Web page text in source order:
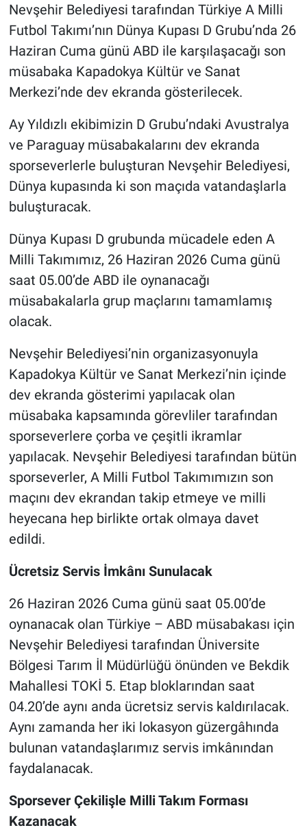
Nevşehir Belediyesi tarafından Türkiye A Milli
Futbol Takımı’nın Dünya Kupası D Grubu’nda 26
Haziran Cuma günü ABD ile karşılaşacağı son
müsabaka Kapadokya Kültür ve Sanat
Merkezi’nde dev ekranda gösterilecek.
Ay Yıldızlı ekibimizin D Grubu’ndaki Avustralya
ve Paraguay müsabakalarını dev ekranda
sporseverlerle buluşturan Nevşehir Belediyesi,
Dünya kupasında ki son maçıda vatandaşlarla
buluşturacak.
Dünya Kupası D grubunda mücadele eden A
Milli Takımımız, 26 Haziran 2026 Cuma günü
saat 05.00’de ABD ile oynanacağı
müsabakalarla grup maçlarını tamamlamış
olacak.
Nevşehir Belediyesi’nin organizasyonuyla
Kapadokya Kültür ve Sanat Merkezi’nin içinde
dev ekranda gösterimi yapılacak olan
müsabaka kapsamında görevliler tarafından
sporseverlere çorba ve çeşitli ikramlar
yapılacak. Nevşehir Belediyesi tarafından bütün
sporseverler, A Milli Futbol Takımımızın son
maçını dev ekrandan takip etmeye ve milli
heyecana hep birlikte ortak olmaya davet
edildi.
Ücretsiz Servis İmkânı Sunulacak
26 Haziran 2026 Cuma günü saat 05.00’de
oynanacak olan Türkiye – ABD müsabakası için
Nevşehir Belediyesi tarafından Üniversite
Bölgesi Tarım İl Müdürlüğü önünden ve Bekdik
Mahallesi TOKİ 5. Etap bloklarından saat
04.20’de aynı anda ücretsiz servis kaldırılacak.
Aynı zamanda her iki lokasyon güzergâhında
bulunan vatandaşlarımız servis imkânından
faydalanacak.
Sporsever Çekilişle Milli Takım Forması
Kazanacak
Kayseri
Niğde
Aksaray
Kırşehir
Yerel
Genel
Kültür - Sanat
Politika
Magazin
Çevre
Haberde İnsan